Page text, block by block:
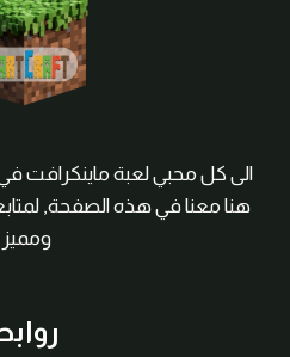
الى كل محبي لعبة ماينكرافت
هنا معنا في هذه الصفحة,
ومميز